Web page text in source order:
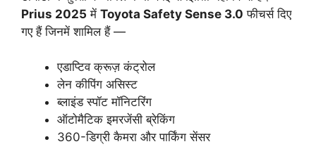
Prius 2025 में Toyota Safety Sense 3.0 फीचर्स दिए
गए हैं जिनमें शामिल हैं —
एडाप्टिव क्रूज़ कंट्रोल
लेन कीपिंग असिस्ट
ब्लाइंड स्पॉट मॉनिटरिंग
ऑटोमैटिक इमरजेंसी ब्रेकिंग
360-डिग्री कैमरा और पार्किंग सेंसर